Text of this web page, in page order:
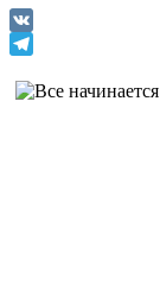
VK